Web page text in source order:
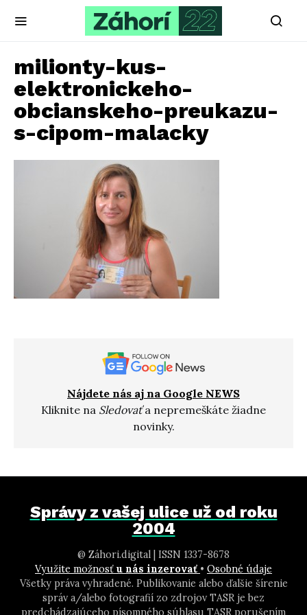
milionty-kus-
elektronickeho-
obcianskeho-preukazu-
s-cipom-malacky
Nájdete nás aj na Google NEWS
Kliknite na Sledovaťa nepremeškáte žiadne
novinky.
Správy z vašej ulice už od roku
2004
@ Záhori.digital | ISSN 1337-8678
Využite možnosť u nás inzerovať • Osobné údaje
Všetky práva vyhradené. Publikovanie alebo ďalšie šírenie
správ a/alebo fotografií zo zdrojov TASR je bez
predchádzajúceho písomného súhlasu TASR porušením